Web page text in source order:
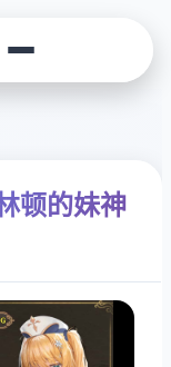
顿的妹神